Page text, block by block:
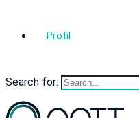
Profil
Search for: